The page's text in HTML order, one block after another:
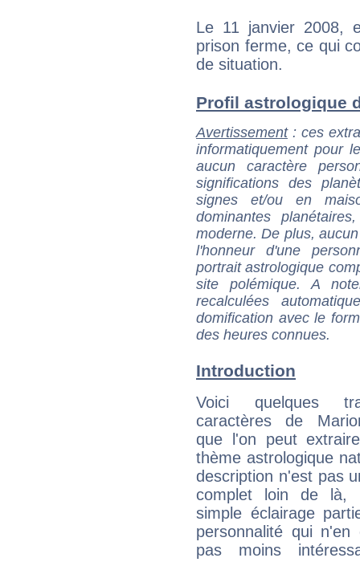
Le 11 janvier 2008,
prison ferme, ce qui
de situation.
Profil astrologique
Avertissement: ces
informatiquement pour
aucun caractère
significations des
signes et/ou en
dominantes
moderne. De plus,
l'honneur d'une
portrait astrologique
site polémique. A
recalculées
domification avec le
des heures connues.
Introduction
Voici quelques
caractères de
que l'on peut
thème astrologique
description n'est pas
complet loin de là,
simple éclairage
personnalité qui n'en
pas moins